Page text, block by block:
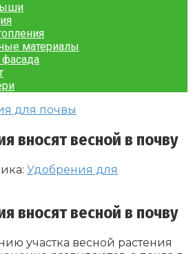
материалы
для почвы
вносят весной в почву
Удобрения для
вносят весной в почву
участка весной растения